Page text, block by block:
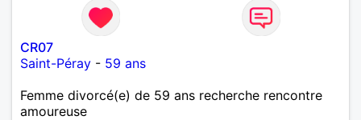
CR07
Saint-Péray - 59 ans
Femme divorcé(e) de 59 ans recherche rencontre
amoureuse